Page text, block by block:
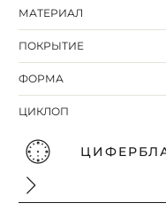
МАТЕРИАЛ
ПОКРЫТИЕ
ФОРМА
ЦИКЛОП